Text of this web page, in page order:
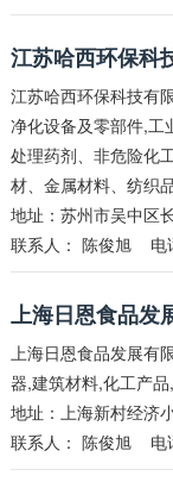
江苏哈西环保科
江苏哈西环保科技有
净化设备及零部件,工
处理药剂、非危险化
材、金属材料、纺织
地址：苏州市吴中区
联系人： 陈俊旭电
上海日恩食品发
上海日恩食品发展有
器,建筑材料,化工产品
地址：上海新村经济
联系人： 陈俊旭电